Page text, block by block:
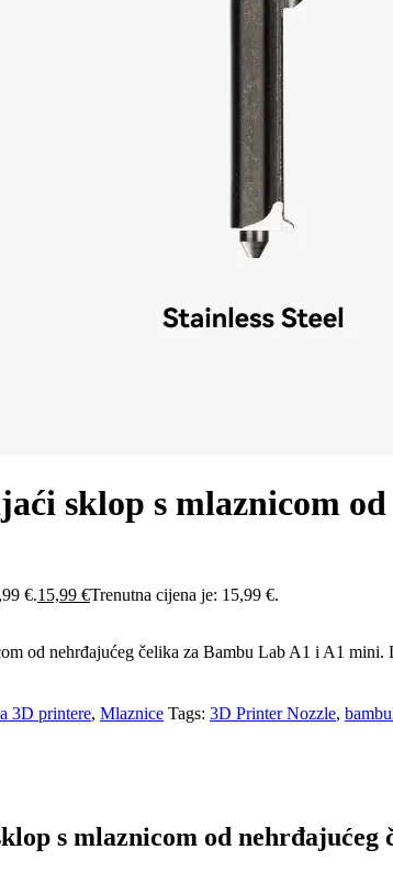
sklop s mlaznicom
€.15,99 €Trenutna cijena je: 15,99 €.
od nehrđajućeg čelika za Bambu Lab A1 i A1 mini.
3D printere, Mlaznice Tags: 3D Printer Nozzle,
s mlaznicom od nehrđajućeg